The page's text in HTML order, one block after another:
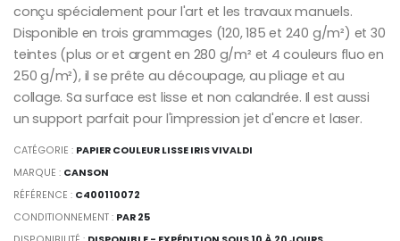
conçu spécialement pour l'art et les travaux manuels.
Disponible en trois grammages (120, 185 et 240 g/m²) et 30
teintes (plus or et argent en 280 g/m² et 4 couleurs fluo en
250 g/m²), il se prête au découpage, au pliage et au
collage. Sa surface est lisse et non calandrée. Il est aussi
un support parfait pour l'impression jet d'encre et laser.
CATÉGORIE : PAPIER COULEUR LISSE IRIS VIVALDI
MARQUE : CANSON
RÉFÉRENCE : C400110072
CONDITIONNEMENT : PAR 25